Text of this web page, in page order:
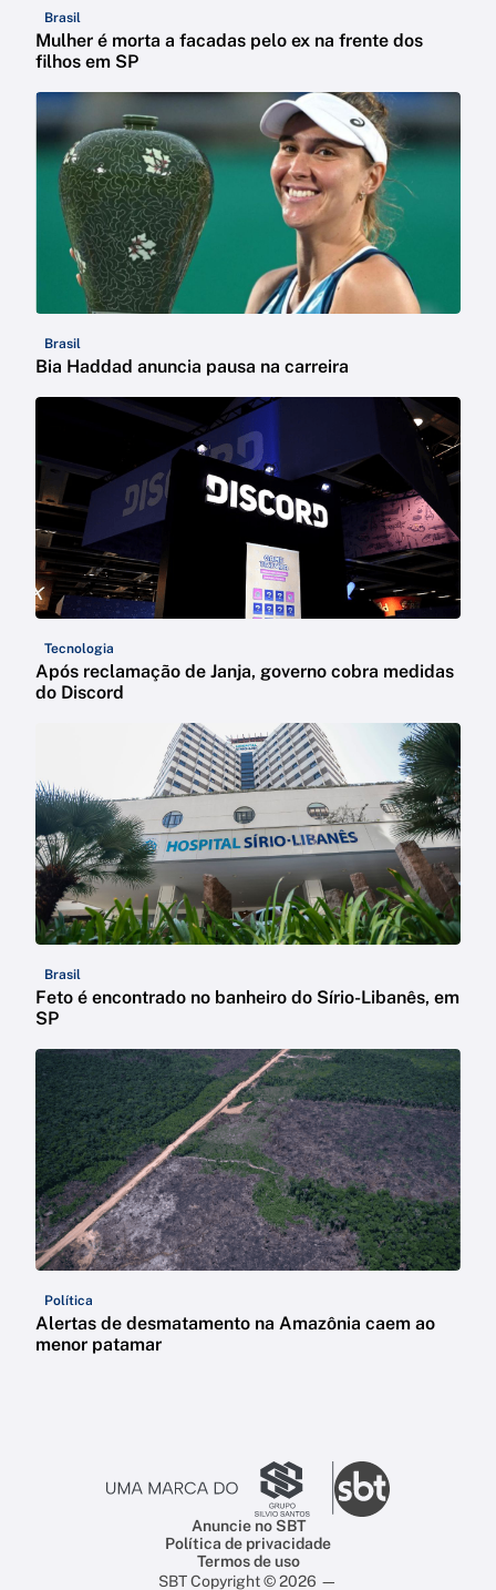
Brasil
Mulher é morta a facadas pelo ex na frente dos
filhos em SP
Brasil
Bia Haddad anuncia pausa na carreira
Tecnologia
Após reclamação de Janja, governo cobra medidas
do Discord
Brasil
Feto é encontrado no banheiro do Sírio-Libanês, em
SP
Política
Alertas de desmatamento na Amazônia caem ao
menor patamar
Anuncie no SBT
Política de privacidade
Termos de uso
SBT Copyright © 2026 —